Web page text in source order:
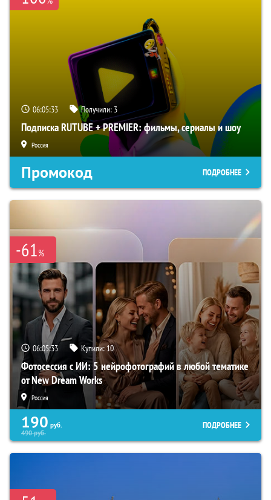
06:05:32 Получили: 3
Подписка RUTUBE + PREMIER: фильмы, сериалы и шоу
Россия
Промокод ПОДРОБНЕЕ
-61%
06:05:32 Купили:10
Фотосессия с ИИ: 5 нейрофотографий в любой тематике
от New Dream Works
Россия
190 руб.
490руб.
ПОДРОБНЕЕ